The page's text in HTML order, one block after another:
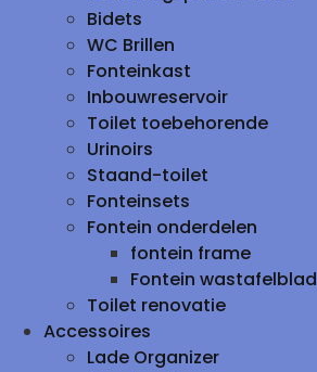
Bidets
WC Brillen
Fonteinkast
Inbouwreservoir
Toilet toebehorende
Urinoirs
Staand-toilet
Fonteinsets
Fontein onderdelen
fontein frame
Fontein wastafelblad
Toilet renovatie
Accessoires
Lade Organizer